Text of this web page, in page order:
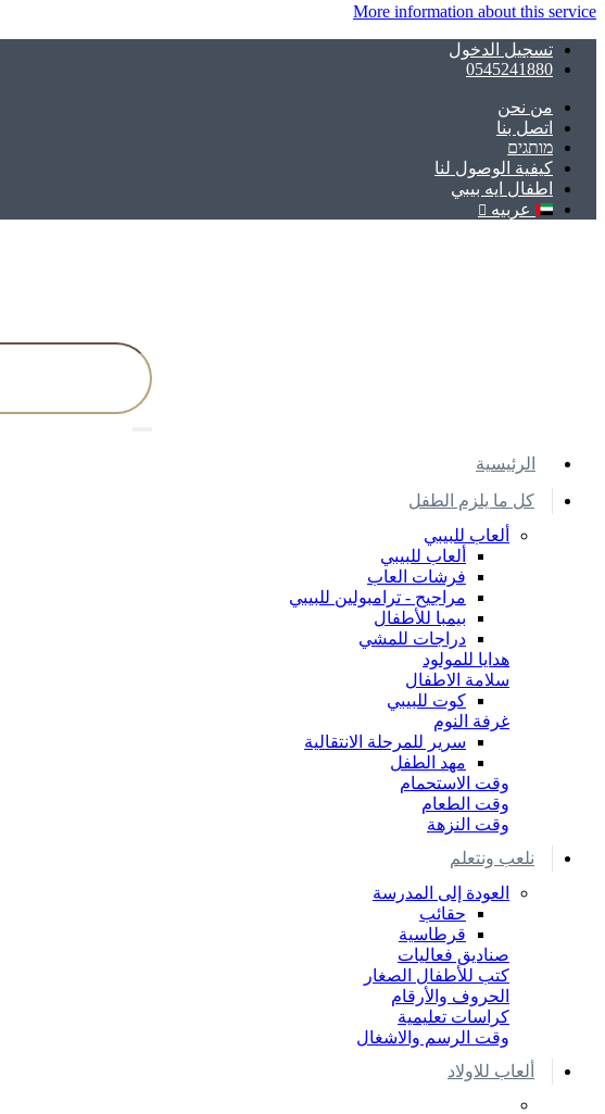
More information about this service
تسجيل الدخول
0545241880
ﻣﻦ ﻧﺤﻦ
اتصل بنا
מותגים
كيفية الوصول لنا
اطفال ايه بيبي
عربيه
اﻟﺮﺋﻴﺴﻴﺔ
كل ما يلزم الطفل
ألعاب للبيبي
ألعاب للبيبي
فرشات العاب
مراجيح - ترامبولين للبيبي
بيمبا للأطفال
دراجات للمشي
هدايا للمولود
سلامة الاطفال
كوت للبيبي
غرفة النوم
سرير للمرحلة الانتقالية
مهد الطفل
وقت الاستحمام
وقت الطعام
وقت النزهة
نلعب ونتعلم
العودة إلى المدرسة
حقائب
قرطاسية
صناديق فعاليات
كتب للأطفال الصغار
الحروف والأرقام
كراسات تعليمية
وقت الرسم والاشغال
ألعاب للاولاد